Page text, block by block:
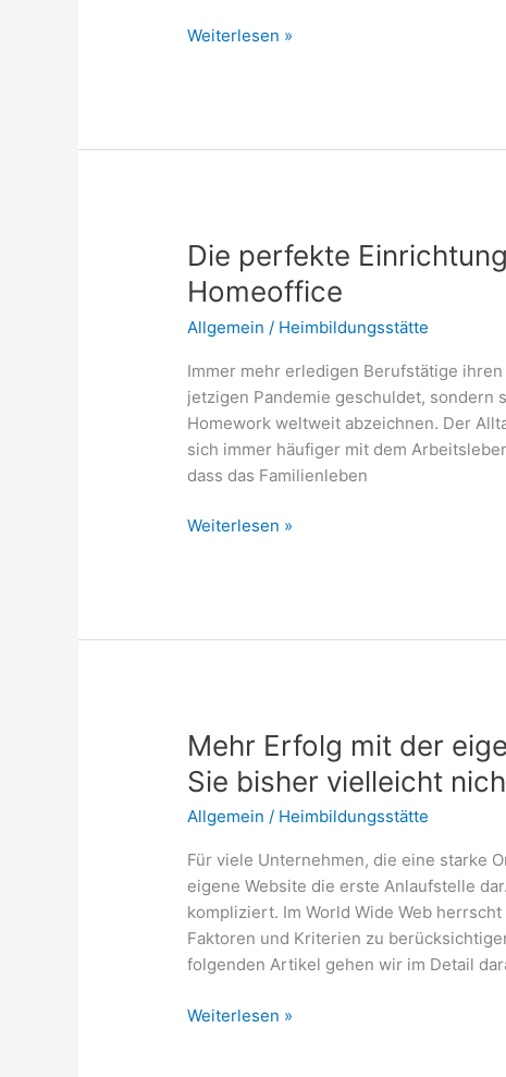
Über
Weiterlesen »
Die perfekte
Homeoffice
Allgemein / Heimbildungsstätte
Immer mehr erledigen Berufstätige
jetzigen Pandemie geschuldet, sondern
Homework weltweit abzeichnen. Der
sich immer häufiger mit dem
dass das Familienleben
Die
Weiterlesen »
Mehr Erfolg mit der
Sie bisher vielleicht
Allgemein / Heimbildungsstätte
Für viele Unternehmen, die eine starke
eigene Website die erste Anlaufstelle
kompliziert. Im World Wide Web
Faktoren und Kriterien zu
folgenden Artikel gehen wir im Detail
Mehr
Weiterlesen »